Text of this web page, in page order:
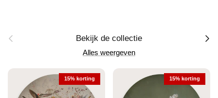
Vorige Bekijk de collectie
Alles weergeven
15% korting 15% korting